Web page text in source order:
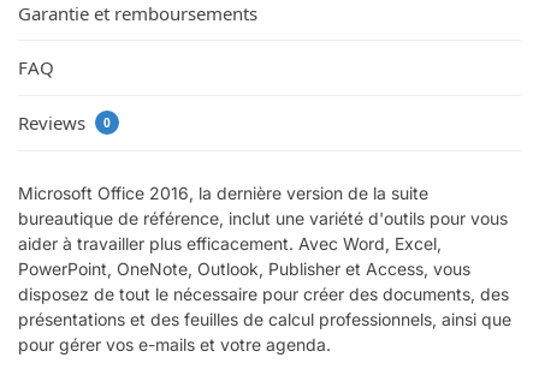
Garantie et remboursements
FAQ
Reviews 0
Microsoft Office 2016, la dernière version de la suite
bureautique de référence, inclut une variété d'outils pour vous
aider à travailler plus efficacement. Avec Word, Excel,
PowerPoint, OneNote, Outlook, Publisher et Access, vous
disposez de tout le nécessaire pour créer des documents, des
présentations et des feuilles de calcul professionnels, ainsi que
pour gérer vos e-mails et votre agenda.